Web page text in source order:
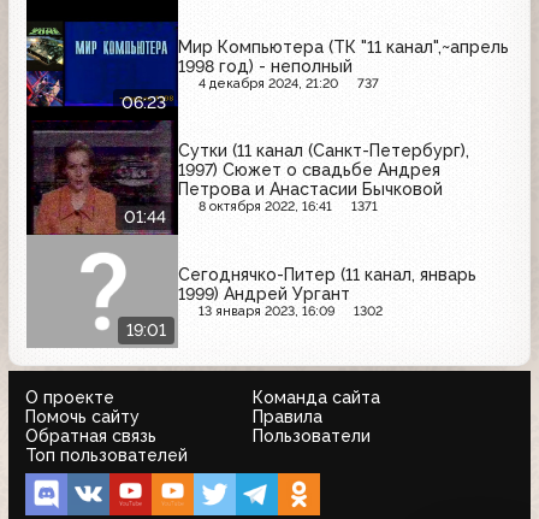
06:23
Мир Компьютера (ТК "11 канал",~апрель
1998 год) - неполный
4 декабря 2024, 21:20 737
01:44
Сутки (11 канал (Санкт-Петербург),
1997) Сюжет о свадьбе Андрея
Петрова и Анастасии Бычковой
8 октября 2022, 16:41 1371
19:01
Сегоднячко-Питер (11 канал, январь
1999) Андрей Ургант
13 января 2023, 16:09 1302
О проекте
Команда сайта
Помочь сайту
Правила
Обратная связь
Пользователи
Топ пользователей